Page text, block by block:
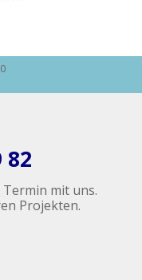
82
mit uns.
Projekten.